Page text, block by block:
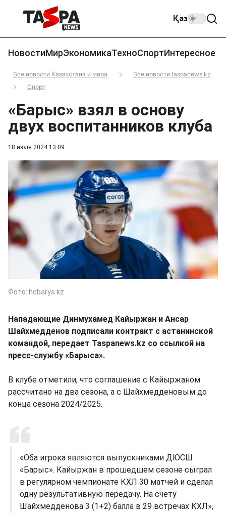
Қаз
НовостиМирЭкономикаТехноСпортИнтересное
Все новости Казахстана и мира
Все новости taspanews.kz
Спорт
18 июля 2024 13:09
«Барыс» взял в основу
двух воспитанников клуба
Фото: hcbarys.kz
Нападающие Динмухамед Кайыржан и Ансар
Шайхмедденов подписали контракт с астанинской
командой, передает Taspanews.kz со ссылкой на
пресс-службу «Барыса».
В клубе отметили, что соглашение с Кайыржаном
рассчитано на два сезона, а с Шайхмедденовым до
конца сезона 2024/2025.
«Оба игрока являются выпускниками ДЮСШ
«Барыс». Кайыржан в прошедшем сезоне сыграл
в регулярном чемпионате КХЛ 30 матчей и сделал
одну результативную передачу. На счету
Шайхмедденова 3 (1+2) балла в 29 встречах КХЛ»,